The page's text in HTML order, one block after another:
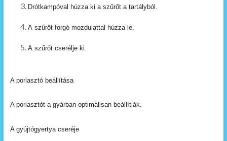
Drótkampóval húzza ki a szűrőt a tartályból.
A szűrőt forgó mozdulattal húzza le.
A szűrőt cserélje ki.
A porlasztó beállítása
A porlasztót a gyárban optimálisan beállítják.
A gyújtógyertya cseréje